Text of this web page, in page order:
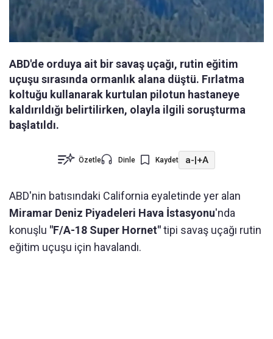
ABD'de orduya ait bir savaş uçağı, rutin eğitim
uçuşu sırasında ormanlık alana düştü. Fırlatma
koltuğu kullanarak kurtulan pilotun hastaneye
kaldırıldığı belirtilirken, olayla ilgili soruşturma
başlatıldı.
Özetle Dinle Kaydet a-|+A
ABD'nin batısındaki California eyaletinde yer alan
Miramar Deniz Piyadeleri Hava İstasyonu'nda
konuşlu "F/A-18 Super Hornet"tipi savaş uçağı rutin
eğitim uçuşu için havalandı.